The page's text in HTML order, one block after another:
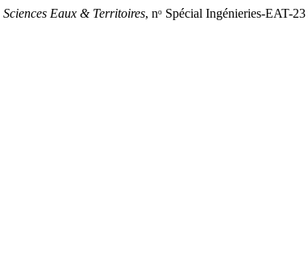
Sciences Eaux & Territoires, nᵒ Spécial Ingénieries-EAT-